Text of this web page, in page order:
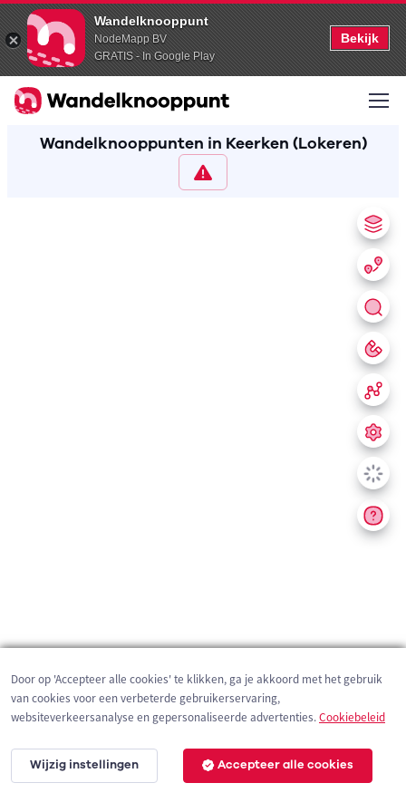
Wandelknooppunt
NodeMapp BV
GRATIS - In Google Play
Bekijk
Wandelknooppunten in Keerken (Lokeren)
200 m
Door op 'Accepteer alle cookies' te klikken, ga je akkoord met het gebruik
van cookies voor een verbeterde gebruikerservaring,
websiteverkeersanalyse en gepersonaliseerde advertenties.Cookiebeleid
Wijzig instellingen Accepteer alle cookies